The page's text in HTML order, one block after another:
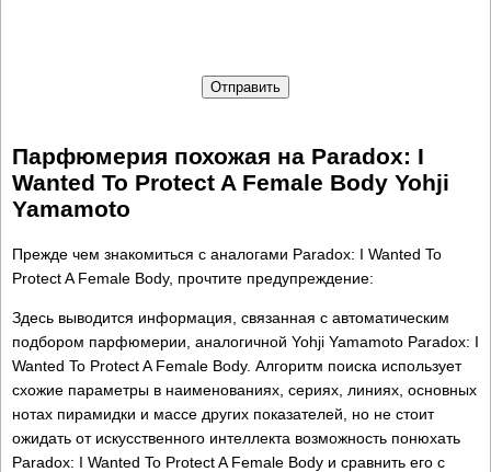
Отправить
Парфюмерия похожая на Paradox: I
Wanted To Protect A Female Body Yohji
Yamamoto
Прежде чем знакомиться с аналогами Paradox: I Wanted To
Protect A Female Body, прочтите предупреждение:
Здесь выводится информация, связанная с автоматическим
подбором парфюмерии, аналогичной Yohji Yamamoto Paradox: I
Wanted To Protect A Female Body. Алгоритм поиска использует
схожие параметры в наименованиях, сериях, линиях, основных
нотах пирамидки и массе других показателей, но не стоит
ожидать от искусственного интеллекта возможность понюхать
Paradox: I Wanted To Protect A Female Body и сравнить его с